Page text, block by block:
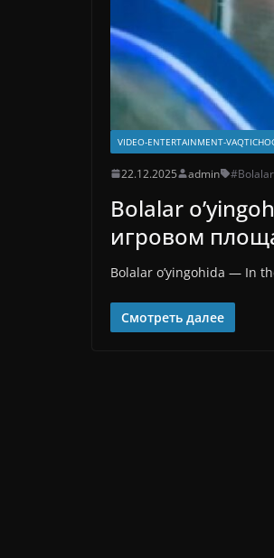
VIDEO-ENTERTAINMENT-
22.12.2025 admin #Bolalar
Bolalar
игровом
Bolalar o’yingohida — In
Смотреть далее